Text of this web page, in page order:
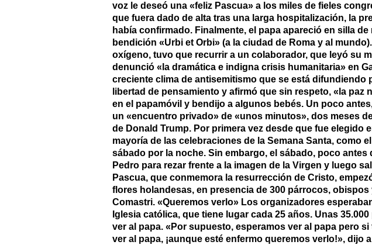
voz le deseó una «feliz Pascua» a los miles de fieles
que fuera dado de alta tras una larga hospitalización, la
había confirmado. Finalmente, el papa apareció en silla
bendición «Urbi et Orbi» (a la ciudad de Roma y al
oxígeno, tuvo que recurrir a un colaborador, que leyó su
denunció «la dramática e indigna crisis humanitaria» en
creciente clima de antisemitismo que se está
libertad de pensamiento y afirmó que sin respeto, «la
en el papamóvil y bendijo a algunos bebés. Un poco
un «encuentro privado» de «unos minutos», dos meses
de Donald Trump. Por primera vez desde que fue elegido
mayoría de las celebraciones de la Semana Santa, como
sábado por la noche. Sin embargo, el sábado, poco
Pedro para rezar frente a la imagen de la Virgen y luego
Pascua, que conmemora la resurrección de Cristo,
flores holandesas, en presencia de 300 párrocos,
Comastri. «Queremos verlo» Los organizadores
Iglesia católica, que tiene lugar cada 25 años. Unas
ver al papa. «Por supuesto, esperamos ver al papa pero
ver al papa, ¡aunque esté enfermo queremos verlo!», dijo